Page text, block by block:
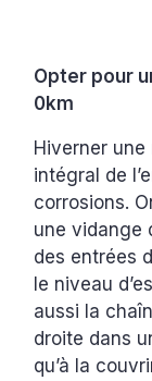
Opter pour
0km
Hiverner
intégral de
corrosions.
une vidange
des entrées
le niveau
aussi la
droite dans
qu’à la